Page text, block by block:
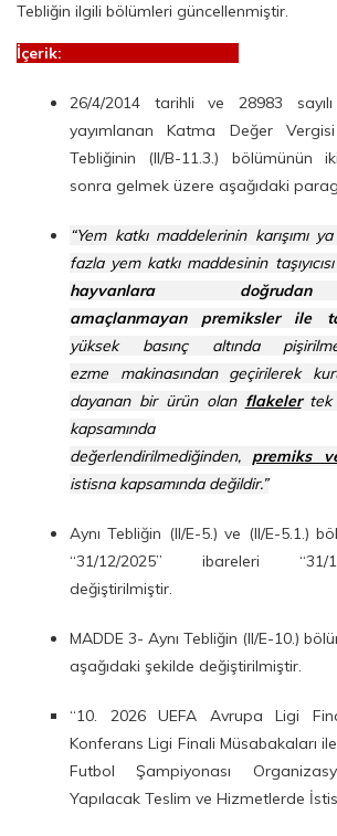
Tebliğin ilgili bölümleri güncellenmiştir.
İçerik:
26/4/2014 tarihli ve 28983 sayılı
yayımlanan Katma Değer
Tebliğinin (II/B-11.3.) bölümünün
sonra gelmek üzere aşağıdaki
“Yem katkı maddelerinin karışımı
fazla yem katkı maddesinin
hayvanlara
amaçlanmayan premiksler ile
yüksek basınç altında
ezme makinasından geçirilerek
dayanan bir ürün olan flakelertek
kapsamında
değerlendirilmediğinden, premiks
istisna kapsamında değildir.”
Aynı Tebliğin (II/E-5.) ve (II/E-5.1.)
“31/12/2025” ibareleri “31/
değiştirilmiştir.
MADDE 3- Aynı Tebliğin (II/E-10.)
aşağıdaki şekilde değiştirilmiştir.
“10. 2026 UEFA Avrupa Ligi
Konferans Ligi Finali Müsabakaları
Futbol Şampiyonası
Yapılacak Teslim ve Hizmetlerde